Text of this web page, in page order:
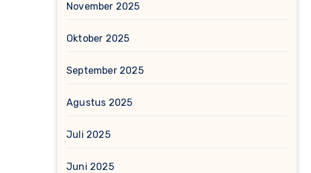
November 2025
Oktober 2025
September 2025
Agustus 2025
Juli 2025
Juni 2025